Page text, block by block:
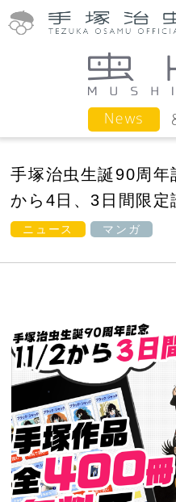
News
手塚治虫生誕90周
から4日、3日間限定
ニュース マンガ